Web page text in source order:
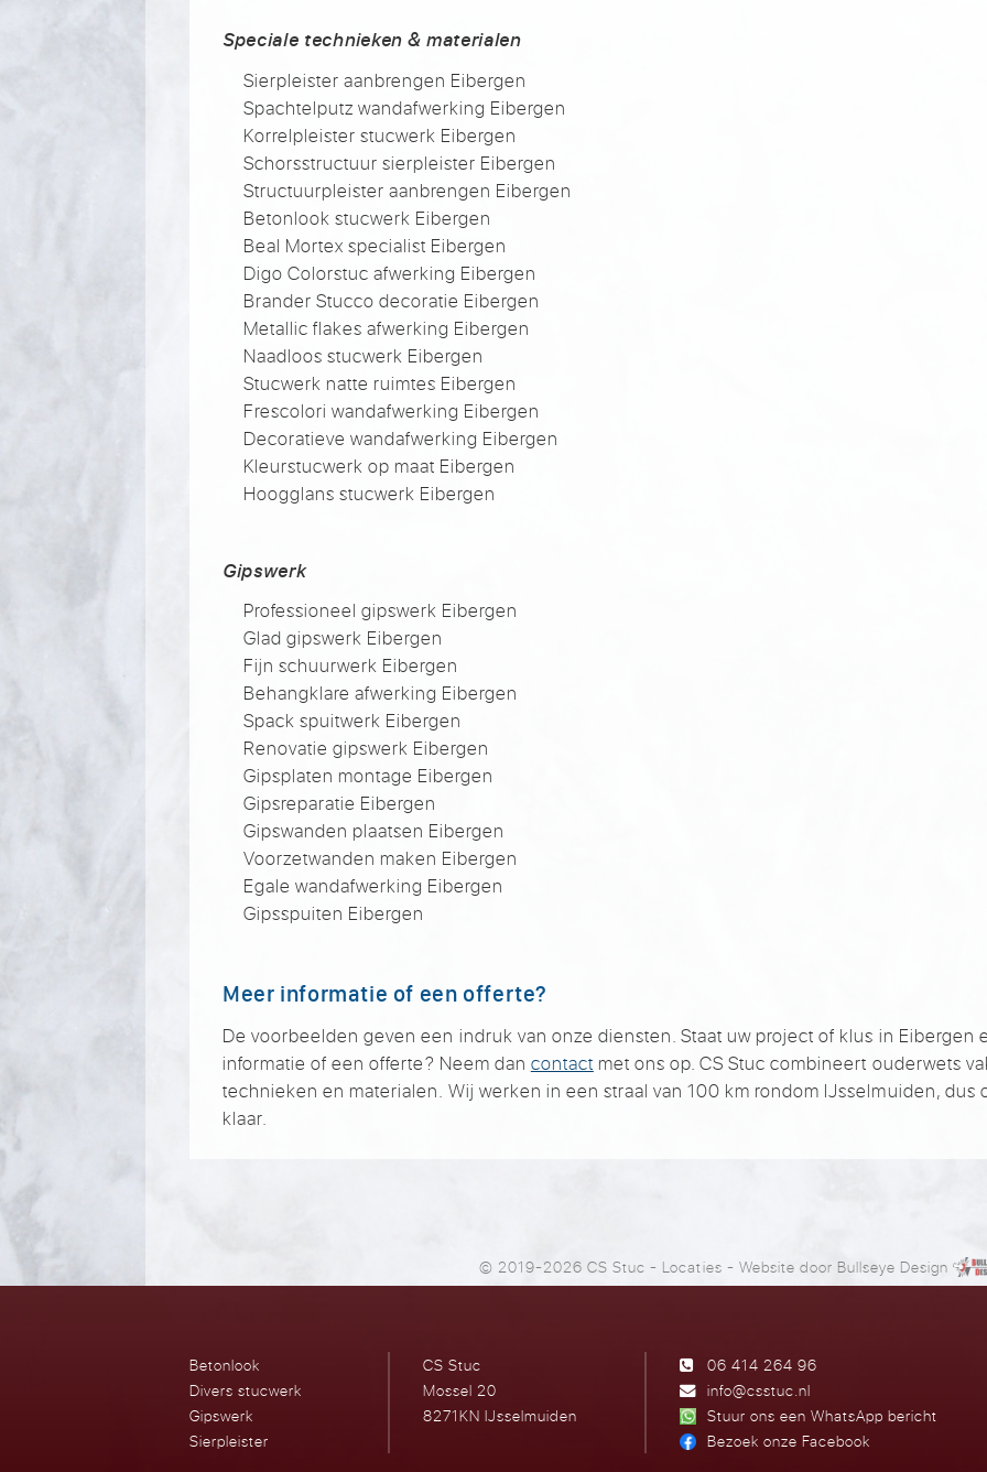
Speciale technieken & materialen
Sierpleister aanbrengen Eibergen
Spachtelputz wandafwerking Eibergen
Korrelpleister stucwerk Eibergen
Schorsstructuur sierpleister Eibergen
Structuurpleister aanbrengen Eibergen
Betonlook stucwerk Eibergen
Beal Mortex specialist Eibergen
Digo Colorstuc afwerking Eibergen
Brander Stucco decoratie Eibergen
Metallic flakes afwerking Eibergen
Naadloos stucwerk Eibergen
Stucwerk natte ruimtes Eibergen
Frescolori wandafwerking Eibergen
Decoratieve wandafwerking Eibergen
Kleurstucwerk op maat Eibergen
Hoogglans stucwerk Eibergen
Gipswerk
Professioneel gipswerk Eibergen
Glad gipswerk Eibergen
Fijn schuurwerk Eibergen
Behangklare afwerking Eibergen
Spack spuitwerk Eibergen
Renovatie gipswerk Eibergen
Gipsplaten montage Eibergen
Gipsreparatie Eibergen
Gipswanden plaatsen Eibergen
Voorzetwanden maken Eibergen
Egale wandafwerking Eibergen
Gipsspuiten Eibergen
Meer informatie of een offerte?
De voorbeelden geven een indruk van onze diensten. Staat uw project of klus in Eibergen
informatie of een offerte? Neem dan contact met ons op. CS Stuc combineert ouderwets
technieken en materialen. Wij werken in een straal van 100 km rondom IJsselmuiden, dus
klaar.
© 2019-2026 CS Stuc- Locaties - Website door Bullseye Design
Betonlook
Divers stucwerk
Gipswerk
Sierpleister
CS Stuc
Mossel 20
8271KN IJsselmuiden
06 414 264 96
info@csstuc.nl
Stuur ons een WhatsApp bericht
Bezoek onze Facebook